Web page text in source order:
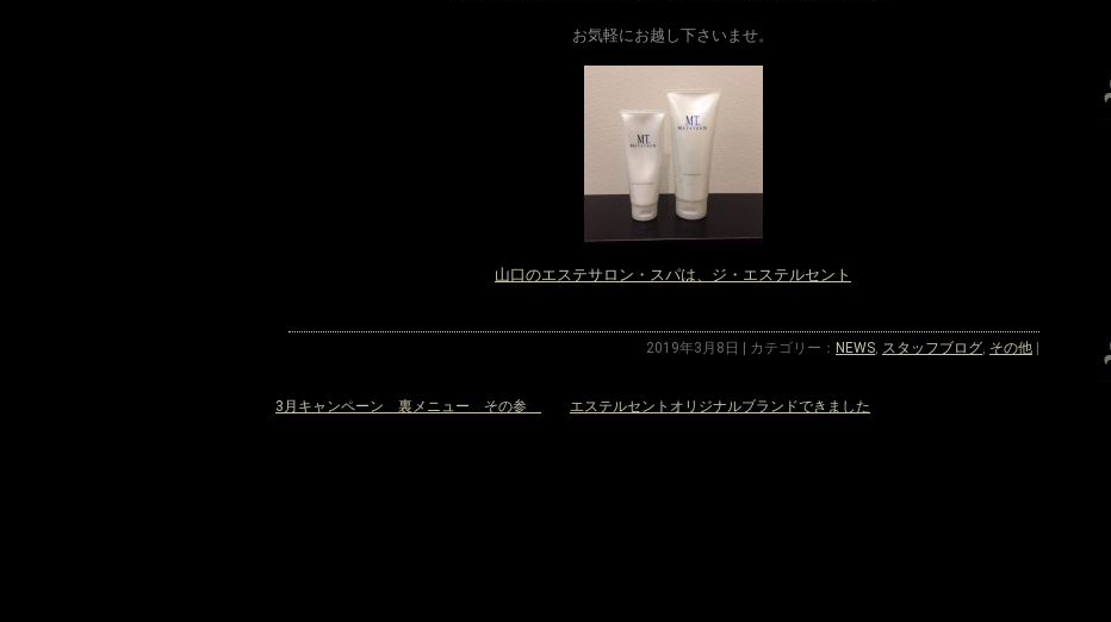
お気軽にお越し下さいませ。
山口のエステサロン・スパは、ジ・エステルセント
2019年3月8日 | カテゴリー： NEWS スタッフブログ その他 |
3月キャンペーン 裏メニュー その参 エステルセントオリジナルブランドできました